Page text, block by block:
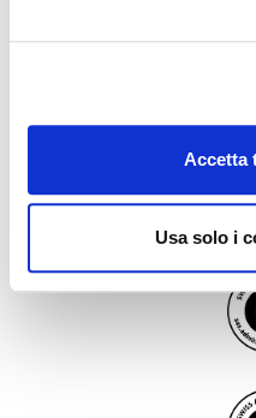
Accetta
Usa solo i